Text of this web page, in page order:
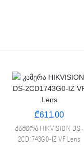
₾611.00
კამერა HIKVISION DS-
2CD1743G0-IZ VF Lens